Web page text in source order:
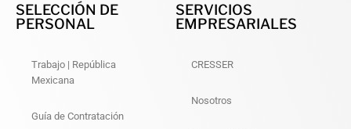
SELECCIÓN DE
PERSONAL
Trabajo | República
Mexicana
Guía de Contratación
SERVICIOS
EMPRESARIALES
CRESSER
Nosotros